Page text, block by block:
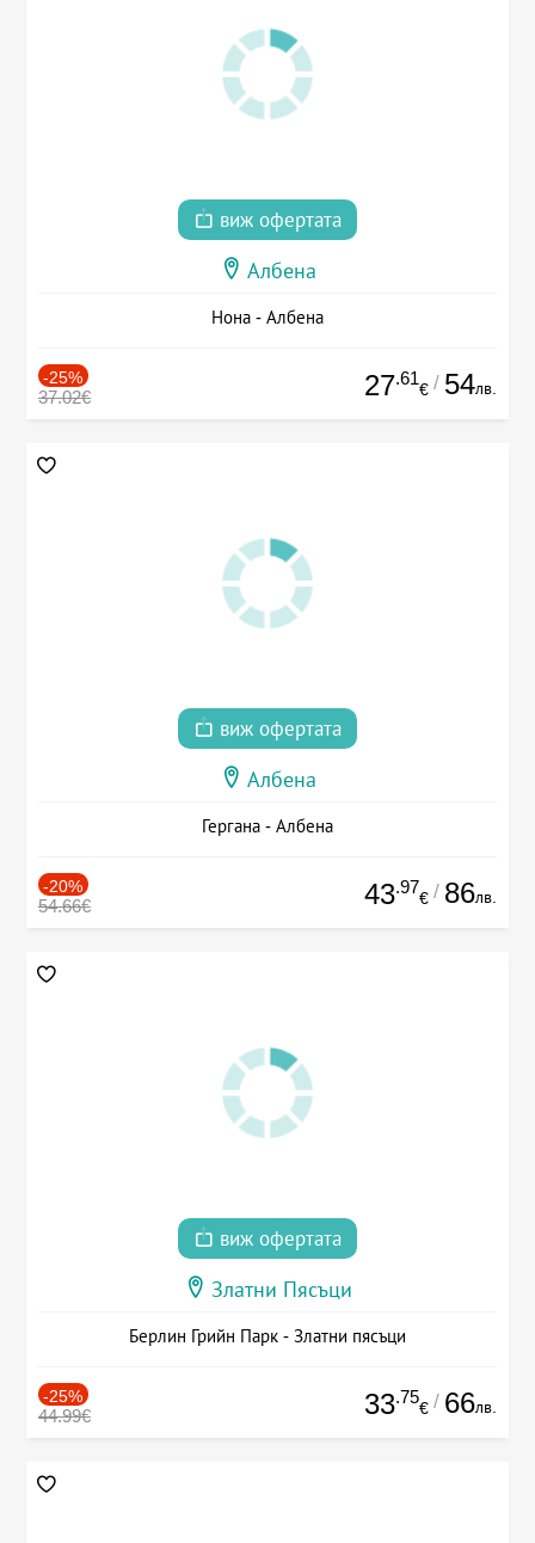
виж офертата
Албена
Нона - Албена
-25%
37.02€ 27.61
€ / 54лв.
виж офертата
Албена
Гергана - Албена
-20%
54.66€ 43.97
€ / 86лв.
виж офертата
Златни Пясъци
Берлин Грийн Парк - Златни пясъци
-25%
44.99€ 33.75
€ / 66лв.